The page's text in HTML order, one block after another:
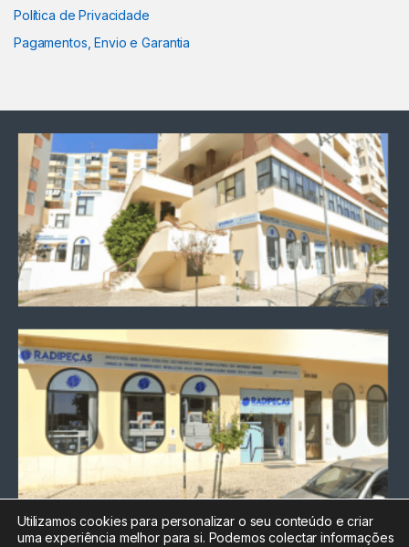
Política de Privacidade
Pagamentos, Envio e Garantia
Chamada para a rede fixa
Utilizamos cookies para personalizar o seu conteúdo e criar
uma experiência melhor para si. Podemos colectar informações